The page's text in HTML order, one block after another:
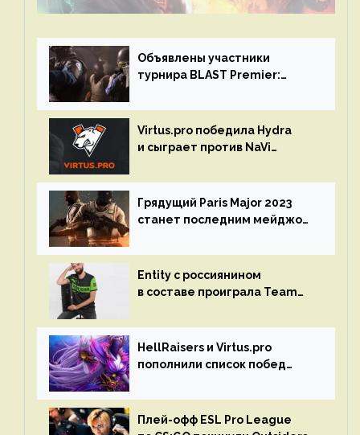
Объявлены участники
турнира BLAST Premier:
Virtus.pro победила Hydra
и сыграет против NaVi
Грядущий Paris Major 2023
станет последним мейджор-
Entity с россиянином
в составе проиграла Team
HellRaisers и Virtus.pro
пополнили список побед
Плей-офф ESL Pro League